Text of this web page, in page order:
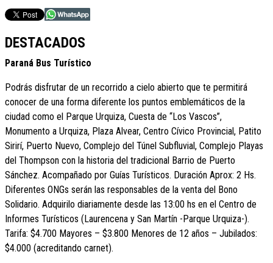
DESTACADOS
Paraná Bus Turístico
Podrás disfrutar de un recorrido a cielo abierto que te permitirá
conocer de una forma diferente los puntos emblemáticos de la
ciudad como el Parque Urquiza, Cuesta de “Los Vascos”,
Monumento a Urquiza, Plaza Alvear, Centro Cívico Provincial, Patito
Sirirí, Puerto Nuevo, Complejo del Túnel Subfluvial, Complejo Playas
del Thompson con la historia del tradicional Barrio de Puerto
Sánchez. Acompañado por Guías Turísticos. Duración Aprox: 2 Hs.
Diferentes ONGs serán las responsables de la venta del Bono
Solidario. Adquirilo diariamente desde las 13:00 hs en el Centro de
Informes Turísticos (Laurencena y San Martín -Parque Urquiza-).
Tarifa: $4.700 Mayores – $3.800 Menores de 12 años – Jubilados:
$4.000 (acreditando carnet).